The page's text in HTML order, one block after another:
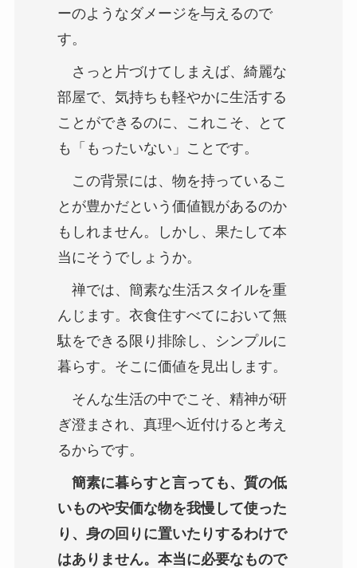
ーのようなダメージを与えるので
す。
さっと片づけてしまえば、綺麗な
部屋で、気持ちも軽やかに生活する
ことができるのに、これこそ、とて
も「もったいない」ことです。
この背景には、物を持っているこ
とが豊かだという価値観があるのか
もしれません。しかし、果たして本
当にそうでしょうか。
禅では、簡素な生活スタイルを重
んじます。衣食住すべてにおいて無
駄をできる限り排除し、シンプルに
暮らす。そこに価値を見出します。
そんな生活の中でこそ、精神が研
ぎ澄まされ、真理へ近付けると考え
るからです。
簡素に暮らすと言っても、質の低
いものや安価な物を我慢して使った
り、身の回りに置いたりするわけで
はありません。本当に必要なもので